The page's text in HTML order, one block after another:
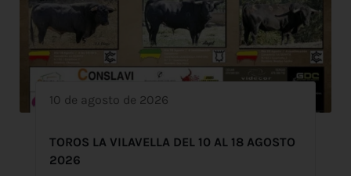
10 de agosto de 2026
TOROS LA VILAVELLA DEL 10 AL 18 AGOSTO
2026